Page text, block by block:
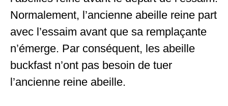
Normalement, l’ancienne abeille reine part
avec l’essaim avant que sa remplaçante
n’émerge. Par conséquent, les abeille
buckfast n’ont pas besoin de tuer
l’ancienne reine abeille.